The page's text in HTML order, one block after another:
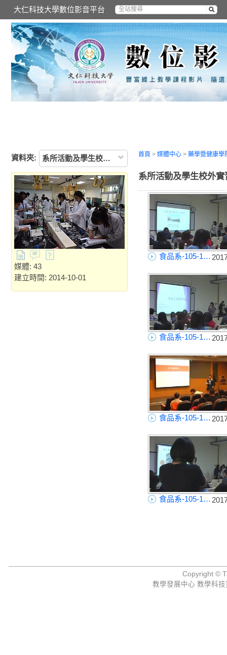
大仁科技大學數位影音平台
資料夾: 系所活動及學生校外實習心得報告
媒體: 43
建立時間: 2014-10-01
首頁 > 媒體中心 > 藥學暨健康學
系所活動及學生校外
食品系-105-1學生校外實習心得-高雄長庚醫院
食品系-105-1學生校外實習心得-高雄空廚(保健組)
食品系-105-1學生校外實習心得-泰山企業
食品系-105-1學生校外實習心得-汎生製藥公司
Copyright ©
教學發展中心 教學科